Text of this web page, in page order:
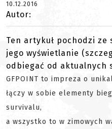
10.12.2016
Autor:
Ten artykuł pochodzi
jego wyświetlanie
odbiegać od aktualnych
GFPOINT to impreza o
łączy w sobie elementy
survivalu,
a wszystko to w zimowych